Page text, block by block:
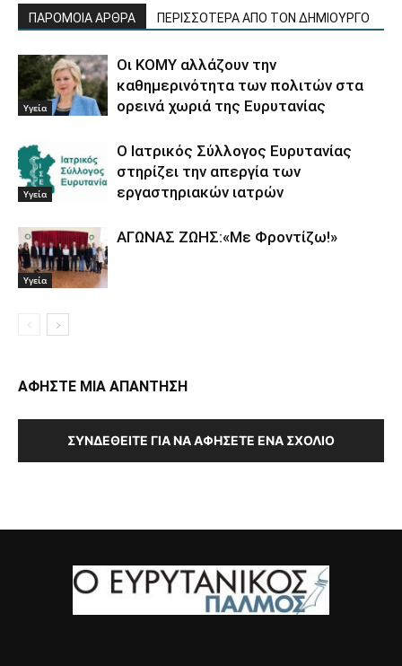
ΠΑΡΟΜΟΙΑ ΑΡΘΡΑ ΠΕΡΙΣΣΟΤΕΡΑ ΑΠΟ ΤΟΝ ΔΗΜΙΟΥΡΓΟ
Υγεία
Οι ΚΟΜΥ αλλάζουν την
καθημερινότητα των πολιτών στα
ορεινά χωριά της Ευρυτανίας
Υγεία
Ο Ιατρικός Σύλλογος Ευρυτανίας
στηρίζει την απεργία των
εργαστηριακών ιατρών
Υγεία
ΑΓΩΝΑΣ ΖΩΗΣ:«Με Φροντίζω!»
ΑΦΗΣΤΕ ΜΙΑ ΑΠΑΝΤΗΣΗ
ΣΥΝΔΕΘΕΊΤΕ ΓΙΑ ΝΑ ΑΦΉΣΕΤΕ ΈΝΑ ΣΧΌΛΙΟ